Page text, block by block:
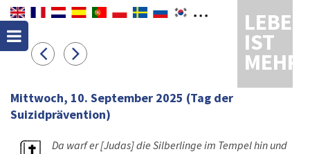
LEBEN
IST
MEHR
Mittwoch, 10. September 2025 (Tag der
Suizidprävention)
Da warf er [Judas] die Silberlinge im Tempel hin und